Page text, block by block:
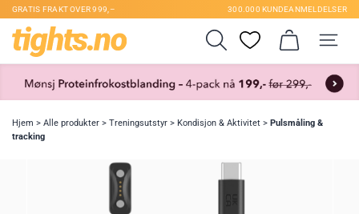
GRATIS FRAKT OVER 999,– 300.000 KUNDEANMELDELSER
Hjem > Alle produkter > Treningsutstyr > Kondisjon & Aktivitet > Pulsmåling &
tracking